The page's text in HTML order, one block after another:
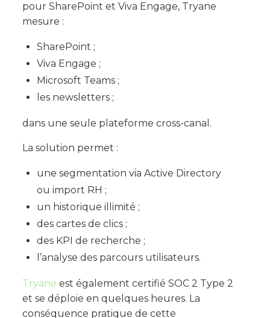
pour SharePoint et Viva Engage, Tryane
mesure :
SharePoint ;
Viva Engage ;
Microsoft Teams ;
les newsletters ;
dans une seule plateforme cross-canal.
La solution permet :
une segmentation via Active Directory
ou import RH ;
un historique illimité ;
des cartes de clics ;
des KPI de recherche ;
l’analyse des parcours utilisateurs.
Tryane est également certifié SOC 2 Type 2
et se déploie en quelques heures. La
conséquence pratique de cette